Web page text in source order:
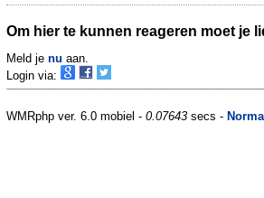
Om hier te kunnen reageren moet je
Meld je nu aan.
Login via:
WMRphp ver. 6.0 mobiel - 0.07643 secs -